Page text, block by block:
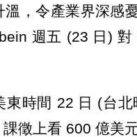
溫，令產業界深感
週五 (23 日) 對
東時間 22 日 (台
徵上看 600 億美元